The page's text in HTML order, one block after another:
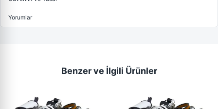
Yorumlar
Benzer ve İlgili Ürünler